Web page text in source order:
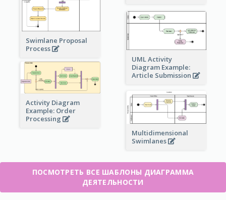
Swimlane Proposal
Process
UML Activity
Diagram Example:
Article Submission
Activity Diagram
Example: Order
Processing
Multidimensional
Swimlanes
ПОСМОТРЕТЬ ВСЕ ШАБЛОНЫ ДИАГРАММА
ДЕЯТЕЛЬНОСТИ